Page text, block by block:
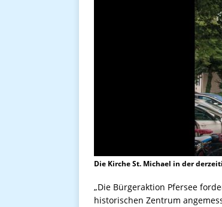
Die Kirche St. Michael in der
„Die Bürgeraktion Pfersee
historischen Zentrum